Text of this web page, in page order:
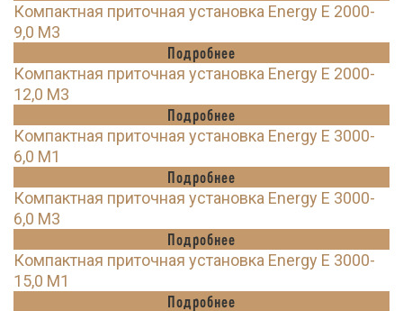
Компактная приточная установка Energy E 2000-
9,0 M3
Подробнее
Компактная приточная установка Energy E 2000-
12,0 M3
Подробнее
Компактная приточная установка Energy E 3000-
6,0 M1
Подробнее
Компактная приточная установка Energy E 3000-
6,0 M3
Подробнее
Компактная приточная установка Energy E 3000-
15,0 M1
Подробнее